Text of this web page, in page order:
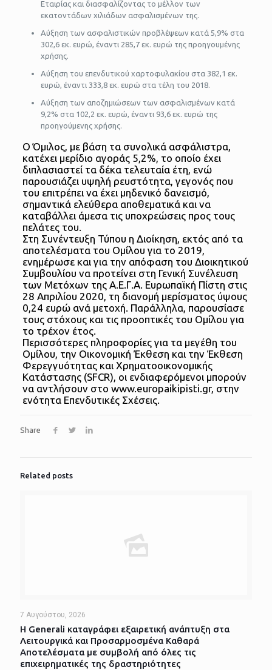
Εταιρίας και διασφαλίζοντας το μέλλον των
εκατοντάδων χιλιάδων ασφαλισμένων της.
Αύξηση των ασφαλιστικών προβλέψεων κατά 5,9% στα
302,6 εκ. ευρώ, έναντι 285,7 εκ. ευρώ της προηγουμένης
χρήσης.
Αύξηση του επενδυτικού χαρτοφυλακίου στα 382,1 εκ.
ευρώ, έναντι 333,8 εκ. ευρώ στα τέλη του 2018.
Αύξηση των αποζημιώσεων των ασφαλισμένων κατά
9,2% στα 102,2 εκ. ευρώ, έναντι 93,6 εκ. ευρώ της
προηγούμενης χρήσης.
Ο Όμιλος, με βάση τα συνολικά ασφάλιστρα,
κατέχει μερίδιο αγοράς 5,2%, το οποίο έχει
διπλασιαστεί τα δέκα τελευταία έτη, ενώ
παρουσιάζει υψηλή ρευστότητα, γεγονός που
του επιτρέπει να έχει μηδενικό δανεισμό,
σημαντικά ελεύθερα αποθεματικά και να
καταβάλλει άμεσα τις υποχρεώσεις προς τους
πελάτες του.
Στη Συνέντευξη Τύπου η Διοίκηση, εκτός από τα
αποτελέσματα του Ομίλου για το 2019,
ενημέρωσε και για την απόφαση του Διοικητικού
Συμβουλίου να προτείνει στη Γενική Συνέλευση
των Μετόχων της Α.Ε.Γ.Α. Ευρωπαϊκή Πίστη στις
28 Απριλίου 2020, τη διανομή μερίσματος ύψους
0,24 ευρώ ανά μετοχή. Παράλληλα, παρουσίασε
τους στόχους και τις προοπτικές του Ομίλου για
το τρέχον έτος.
Περισσότερες πληροφορίες για τα μεγέθη του
Ομίλου, την Οικονομική Έκθεση και την Έκθεση
Φερεγγυότητας και Χρηματοοικονομικής
Κατάστασης (SFCR), οι ενδιαφερόμενοι μπορούν
να αντλήσουν στο www.europaikipisti.gr, στην
ενότητα Επενδυτικές Σχέσεις.
Share
Related posts
7 Αυγούστου, 2026
Η Generali καταγράφει εξαιρετική ανάπτυξη στα
Λειτουργικά και Προσαρμοσμένα Καθαρά
Αποτελέσματα με συμβολή από όλες τις
επιχειρηματικές της δραστηριότητες